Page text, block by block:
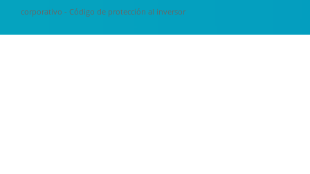
corporativo - Código de protección al inversor